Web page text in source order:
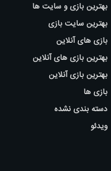
بهترین بازی و سایت ها
بهترین سایت بازی
بازی های آنلاین
بهترین بازی های آنلاین
بهترین بازی آنلاین
بازی ها
دسته بندی نشده
ویدئو